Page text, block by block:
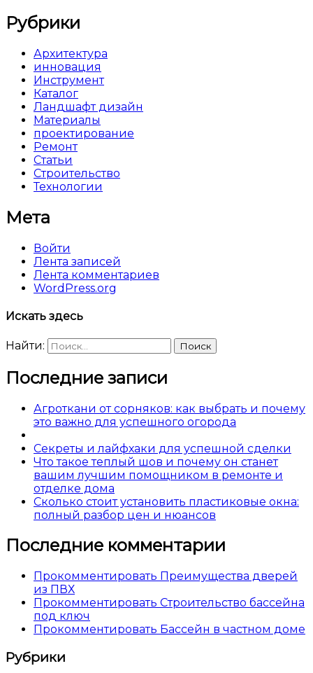
Рубрики
Архитектура
инновация
Инструмент
Каталог
Ландшафт дизайн
Материалы
проектирование
Ремонт
Статьи
Строительство
Технологии
Мета
Войти
Лента записей
Лента комментариев
WordPress.org
Искать здесь
Найти:
Последние записи
Агроткани от сорняков: как выбрать и почему
это важно для успешного огорода
Секреты и лайфхаки для успешной сделки
Что такое теплый шов и почему он станет
вашим лучшим помощником в ремонте и
отделке дома
Сколько стоит установить пластиковые окна:
полный разбор цен и нюансов
Последние комментарии
Прокомментировать Преимущества дверей
из ПВХ
Прокомментировать Строительство бассейна
под ключ
Прокомментировать Бассейн в частном доме
Рубрики